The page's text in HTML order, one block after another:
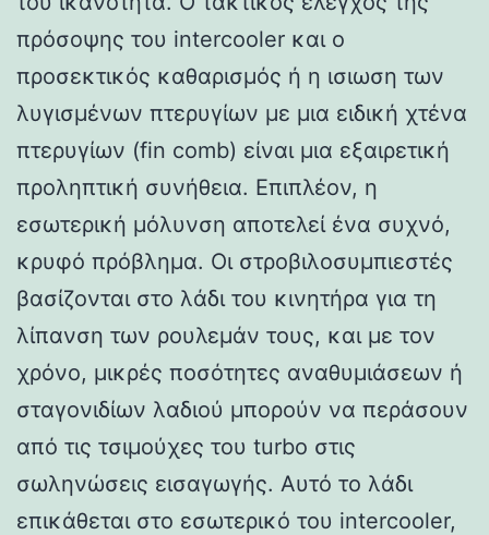
πρόσοψης του intercooler και ο
προσεκτικός καθαρισμός ή η ισιωση των
λυγισμένων πτερυγίων με μια ειδική χτένα
πτερυγίων (fin comb) είναι μια εξαιρετική
προληπτική συνήθεια. Επιπλέον, η
εσωτερική μόλυνση αποτελεί ένα συχνό,
κρυφό πρόβλημα. Οι στροβιλοσυμπιεστές
βασίζονται στο λάδι του κινητήρα για τη
λίπανση των ρουλεμάν τους, και με τον
χρόνο, μικρές ποσότητες αναθυμιάσεων ή
σταγονιδίων λαδιού μπορούν να περάσουν
από τις τσιμούχες του turbo στις
σωληνώσεις εισαγωγής. Αυτό το λάδι
επικάθεται στο εσωτερικό του intercooler,